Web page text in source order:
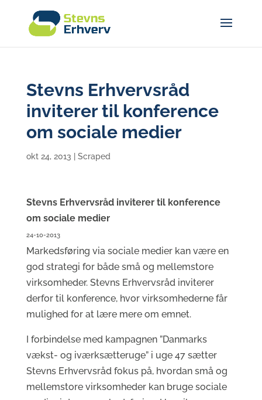
Stevns Erhvervsråd
inviterer til konference
om sociale medier
okt 24, 2013 Scraped
Stevns Erhvervsråd inviterer til konference
om sociale medier
24-10-2013
Markedsføring via sociale medier kan være en
god strategi for både små og mellemstore
virksomheder. Stevns Erhvervsråd inviterer
derfor til konference, hvor virksomhederne får
mulighed for at lære mere om emnet.
I forbindelse med kampagnen ”Danmarks
vækst- og iværksætteruge” i uge 47 sætter
Stevns Erhvervsråd fokus på, hvordan små og
mellemstore virksomheder kan bruge sociale